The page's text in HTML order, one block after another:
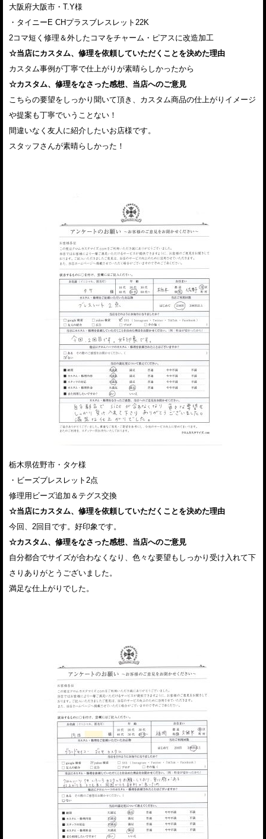
大阪府大阪市・T.Y様
・タイニーE CHプラスブレスレット22K
2コマ短く修理＆外したコマをチャーム・ピアスに改造加工
☆当店にカスタム、修理を依頼していただくことを決めた理由
カスタム事例が丁寧で仕上がりが素晴らしかったから
☆カスタム、修理をなさった感想、当店へのご意見
こちらの要望をしっかり聞いて頂き、カスタム商品の仕上がりイメージ
や提案も丁寧でいうことない！
間違いなく友人に紹介したいお店様です。
スタッフさんが素晴らしかった！
栃木県佐野市・タケ様
・ビーズブレスレット2点
修理用ビーズ追加＆テグス交換
☆当店にカスタム、修理を依頼していただくことを決めた理由
今回、2回目です。好印象です。
☆カスタム、修理をなさった感想、当店へのご意見
自分都合でサイズが合わなくなり、色々な要望もしっかり受け入れて下
さりありがとうございました。
満足な仕上がりでした。